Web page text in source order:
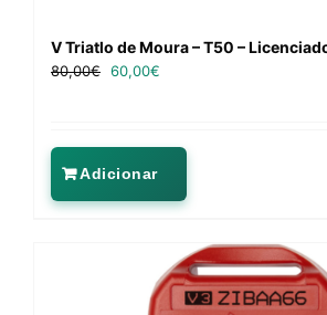
V Triatlo de Moura – T50 –
80,00€ 60,00€
Adicionar